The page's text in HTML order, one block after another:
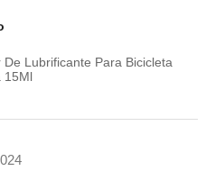
De Lubrificante Para Bicicleta
15Ml